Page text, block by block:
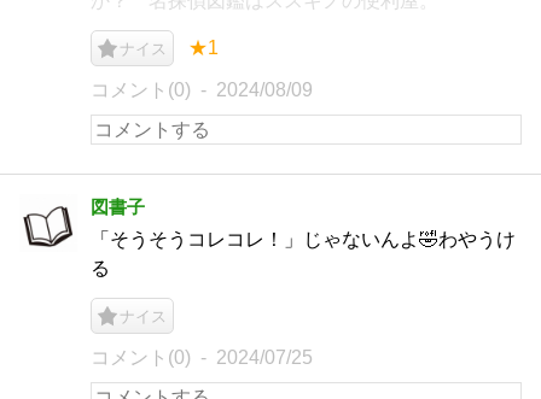
ナイス ★1
コメント(0) 2024/08/09
図書子
「そうそうコレコレ！」じゃないんよ🤣わやうけ
る
ナイス
コメント(0) 2024/07/25